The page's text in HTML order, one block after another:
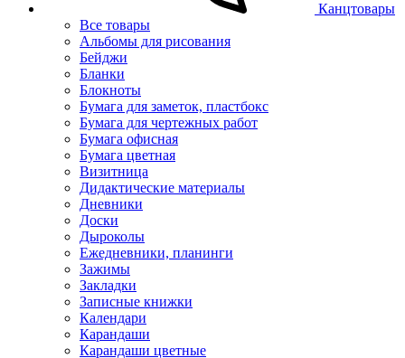
Канцтовары
Все товары
Альбомы для рисования
Бейджи
Бланки
Блокноты
Бумага для заметок, пластбокс
Бумага для чертежных работ
Бумага офисная
Бумага цветная
Визитница
Дидактические материалы
Дневники
Доски
Дыроколы
Ежедневники, планинги
Зажимы
Закладки
Записные книжки
Календари
Карандаши
Карандаши цветные